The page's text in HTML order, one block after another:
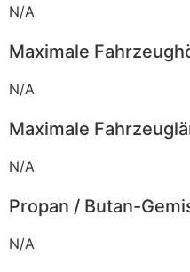
N/A
Maximale
N/A
Maximale
N/A
Propan / Butan-
N/A